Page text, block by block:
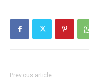
Previous article